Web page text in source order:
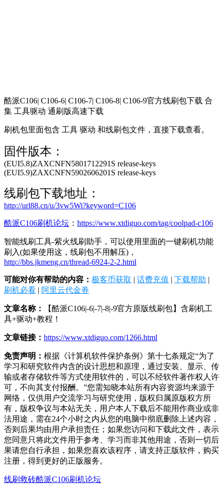
酷派C106| C106-6| C106-7| C106-8| C106-9官方线刷包下载 合
集 工具驱动 通刷版高速下载
刷机包里面包含 工具 驱动 和线刷包文件，直接下载查看。
固件版本：
(EUI5.8)ZAXCNFN5801712291S release-keys
(EUI5.9)ZAXCNFN5902606201S release-keys
线刷包下载地址：
http://url88.cn/u/3vw5Wi?keyword=C106
酷派C106刷机论坛 ： https://www.xtdiguo.com/tag/coolpad-c106
智能线刷工具-紫火线刷助手，可以使用里面的一键刷机功能
刷入(如果使用这，线刷包不用解压)，
http://bbs.jkmeng.cn/thread-6924-2-2.html
可能对你有帮助的内容： 极客币获取 | 话费充值 | 下载帮助 |
刷机必看 | 阿里云代金券
文章名称：
【酷派C106|-6|-7|-8|-9官方原版线刷包】含刷机工
具+驱动+教程！
文章链接： https://www.xtdiguo.com/1266.html
免责声明： 根据《计算机软件保护条例》第十七条规定“为了
学习和研究软件内含的设计思想和原理，通过安装、显示、传
输或者存储软件等方式使用软件的，可以不经软件著作权人许
可，不向其支付报酬。”您需知晓本站所有内容资源均来源于
网络，仅供用户交流学习与研究使用，版权归属原版权方所
有，版权争议与本站无关，用户本人下载后不能用作商业或非
法用途，需在24个小时之内从您的电脑中彻底删除上述内容，
否则后果均由用户承担责任；如果您访问和下载此文件，表示
您同意只将此文件用于参考、学习而非其他用途，否则一切后
果请您自行承担，如果您喜欢该程序，请支持正版软件，购买
注册，得到更好的正版服务。
线刷救砖酷派C106刷机论坛